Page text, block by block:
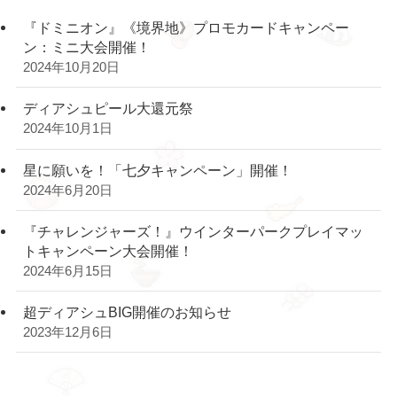
『ドミニオン』《境界地》プロモカードキャンペー
ン：ミニ大会開催！
2024年10月20日
ディアシュピール大還元祭
2024年10月1日
星に願いを！「七夕キャンペーン」開催！
2024年6月20日
『チャレンジャーズ！』ウインターパークプレイマッ
トキャンペーン大会開催！
2024年6月15日
超ディアシュBIG開催のお知らせ
2023年12月6日